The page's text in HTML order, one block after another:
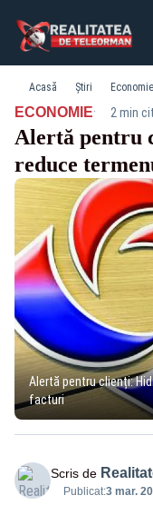
Acasă Știri Economie
ECONOMIE· 2 min
Alertă pentru
reduce
Alertă pentru clienți:
facturi
Scris de
Publicat:3 mar.